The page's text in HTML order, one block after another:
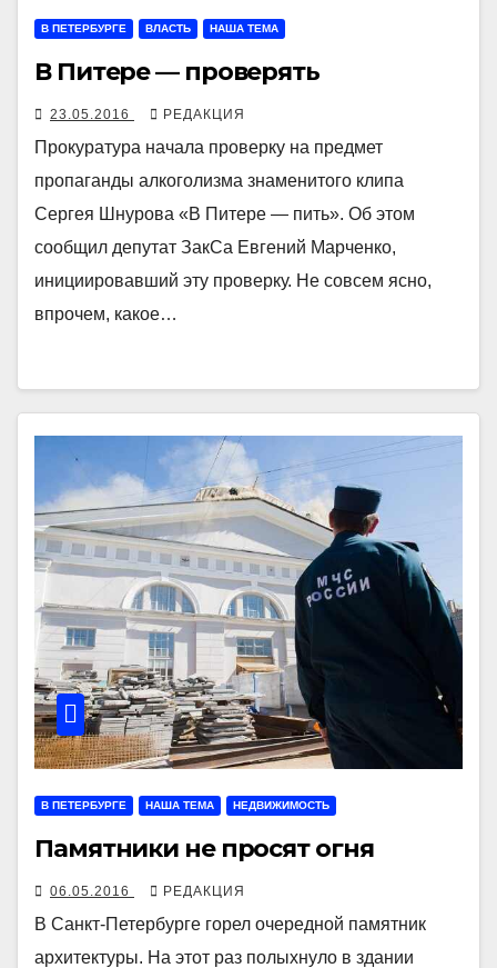
В ПЕТЕРБУРГЕ ВЛАСТЬ НАША ТЕМА
В Питере — проверять
23.05.2016 РЕДАКЦИЯ
Прокуратура начала проверку на предмет
пропаганды алкоголизма знаменитого клипа
Сергея Шнурова «В Питере — пить». Об этом
сообщил депутат ЗакСа Евгений Марченко,
инициировавший эту проверку. Не совсем ясно,
впрочем, какое…
В ПЕТЕРБУРГЕ НАША ТЕМА НЕДВИЖИМОСТЬ
Памятники не просят огня
06.05.2016 РЕДАКЦИЯ
В Санкт-Петербурге горел очередной памятник
архитектуры. На этот раз полыхнуло в здании